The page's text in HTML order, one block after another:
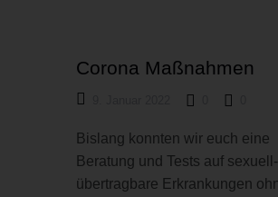
Corona Maßnahmen
Bislang konnten wir euch eine
Beratung und Tests auf sexuell-
übertragbare Erkrankungen